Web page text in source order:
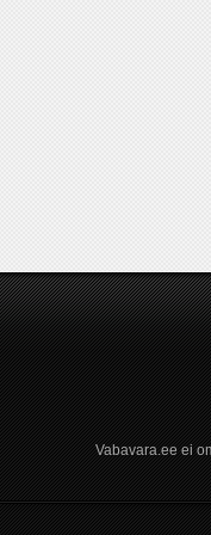
Vabavara.ee ei